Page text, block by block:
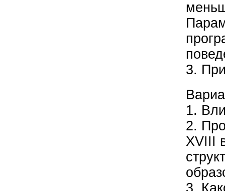
3.
1.
2.
XVIII